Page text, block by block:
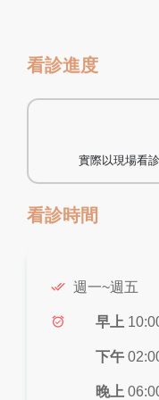
看診進度
實際以現場看
看診時間
done_all 週一~週五
alarm_on 早上
下午
晚上